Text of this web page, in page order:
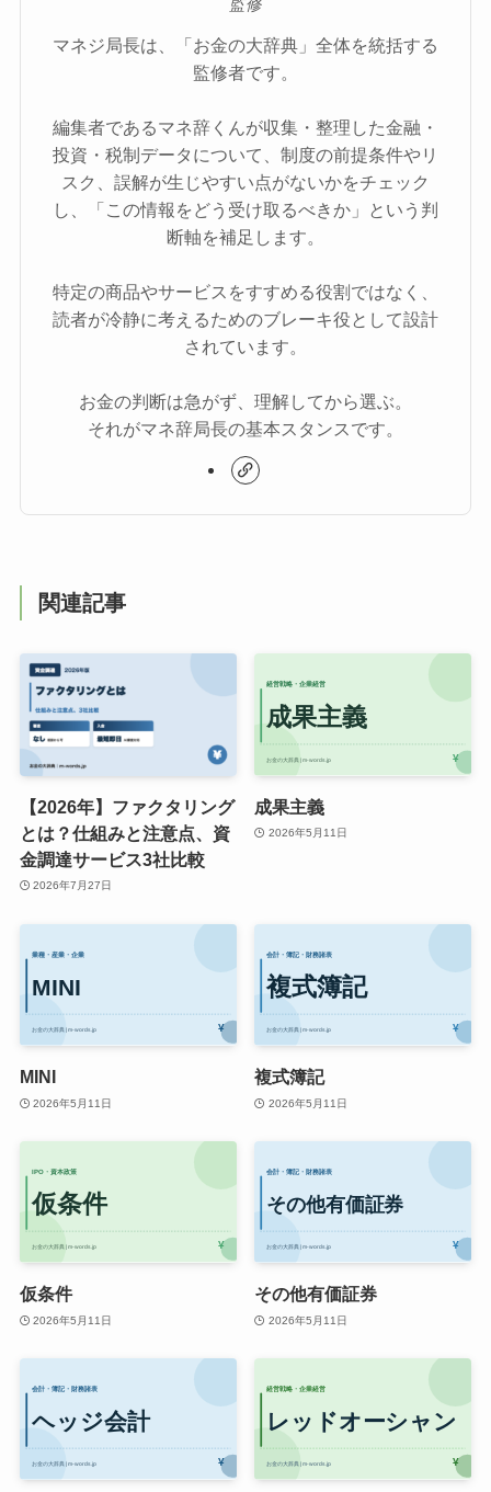
監修
マネジ局長は、「お金の大辞典」全体を統括する
監修者です。
編集者であるマネ辞くんが収集・整理した金融・
投資・税制データについて、制度の前提条件やリ
スク、誤解が生じやすい点がないかをチェック
し、「この情報をどう受け取るべきか」という判
断軸を補足します。
特定の商品やサービスをすすめる役割ではなく、
読者が冷静に考えるためのブレーキ役として設計
されています。
お金の判断は急がず、理解してから選ぶ。
それがマネ辞局長の基本スタンスです。
関連記事
【2026年】ファクタリング
とは？仕組みと注意点、資
金調達サービス3社比較
2026年7月27日
成果主義
2026年5月11日
MINI
2026年5月11日
複式簿記
2026年5月11日
仮条件
2026年5月11日
その他有価証券
2026年5月11日